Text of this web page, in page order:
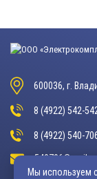
600036, г.
8 (4922) 542-
8 (4922) 540-
540706@mail.ru
Мы используем